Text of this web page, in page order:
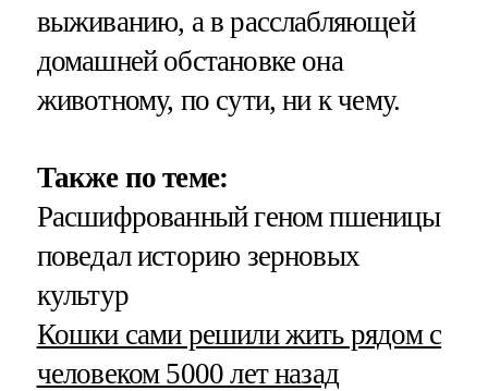
выживанию, а в расслабляющей
домашней обстановке она
животному, по сути, ни к чему.
Также по теме:
Расшифрованный геном пшеницы
поведал историю зерновых
культур
Кошки сами решили жить рядом с
человеком 5000 лет назад